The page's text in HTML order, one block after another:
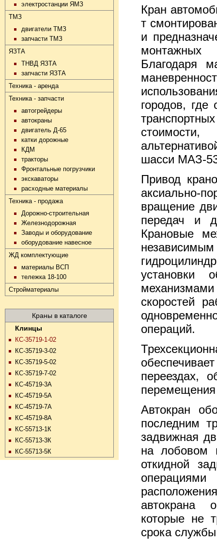
Кран
т
и
монтажных
Благодаря
городов, где
шасси МАЗ-
Привод
аксиально-
вращение
передач и
Крановые
установки
скоростей
операций.
переездах,
перемещения
Автокран
последним
задвижная
на лобовом
откидной
автокрана
которые не
срока
электростанции ЯМЗ
ТМЗ
двигатели ТМЗ
запчасти ТМЗ
ЯЗТА
ТНВД ЯЗТА
запчасти ЯЗТА
Техника - аренда
Техника - запчасти
автогрейдеры
автокраны
двигатель Д-65
катки дорожные
КДМ
тракторы
Фронтальные погрузчики
экскаваторы
расходные материалы
Техника - продажа
Дорожно-строительная
Железнодорожная
Заводы и оборудование
оборудование навесное
ЖД комплектующие
материалы ВСП
тележка 18-100
Стройматериалы
Краны в каталоге
Клинцы
КС-35719-1-02
КС-35719-3-02
КС-35719-5-02
КС-35719-7-02
КС-45719-3А
КС-45719-5А
КС-45719-7А
КС-45719-8А
КС-55713-1К
КС-55713-3К
КС-55713-5К